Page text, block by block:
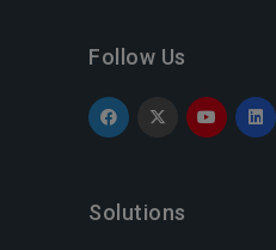
Follow Us
Solutions